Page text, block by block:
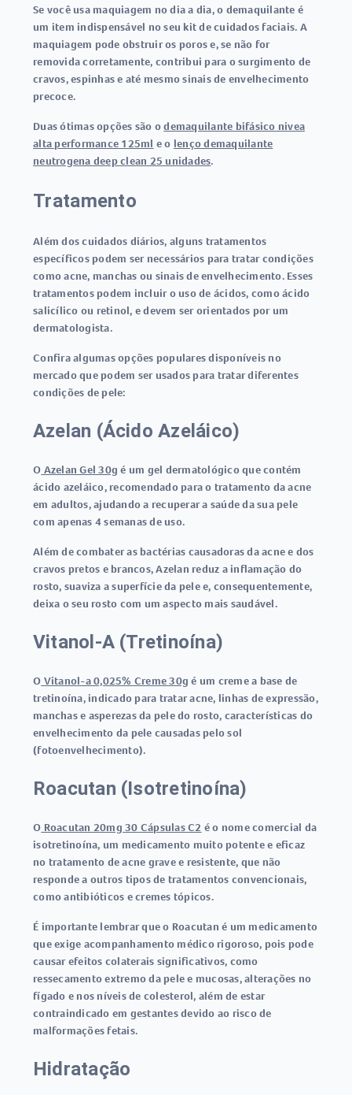
Se você usa maquiagem no dia a dia, o demaquilante é
um item indispensável no seu kit de cuidados faciais. A
maquiagem pode obstruir os poros e, se não for
removida corretamente, contribui para o surgimento de
cravos, espinhas e até mesmo sinais de envelhecimento
precoce.
Duas ótimas opções são odemaquilante bifásico nivea
alta performance 125ml e o lenço demaquilante
neutrogena deep clean 25 unidades.
Tratamento
Além dos cuidados diários, alguns tratamentos
específicos podem ser necessários para tratar condições
como acne, manchas ou sinais de envelhecimento. Esses
tratamentos podem incluir o uso de ácidos, como ácido
salicílico ou retinol, e devem ser orientados por um
dermatologista.
Confira algumas opções populares disponíveis no
mercado que podem ser usados para tratar diferentes
condições de pele:
Azelan (Ácido Azeláico)
O Azelan Gel 30g é um gel dermatológico que contém
ácido azeláico, recomendado para o tratamento da acne
em adultos, ajudando a recuperar a saúde da sua pele
com apenas 4 semanas de uso.
Além de combater as bactérias causadoras da acne e dos
cravos pretos e brancos, Azelan reduz a inflamação do
rosto, suaviza a superfície da pele e, consequentemente,
deixa o seu rosto com um aspecto mais saudável.
Vitanol-A (Tretinoína)
O Vitanol-a 0,025% Creme 30g é um creme a base de
tretinoína, indicado para tratar acne, linhas de expressão,
manchas e asperezas da pele do rosto, características do
envelhecimento da pele causadas pelo sol
(fotoenvelhecimento).
Roacutan (Isotretinoína)
O Roacutan 20mg 30 Cápsulas C2 é o nome comercial da
isotretinoína, um medicamento muito potente e eficaz
no tratamento de acne grave e resistente, que não
responde a outros tipos de tratamentos convencionais,
como antibióticos e cremes tópicos.
É importante lembrar que o Roacutan é um medicamento
que exige acompanhamento médico rigoroso, pois pode
causar efeitos colaterais significativos, como
ressecamento extremo da pele e mucosas, alterações no
fígado e nos níveis de colesterol, além de estar
contraindicado em gestantes devido ao risco de
malformações fetais.
Hidratação